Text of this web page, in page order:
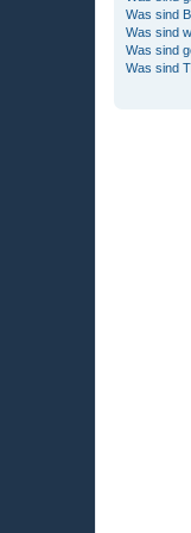
Was sind
Was sind
Was sind
Was sind